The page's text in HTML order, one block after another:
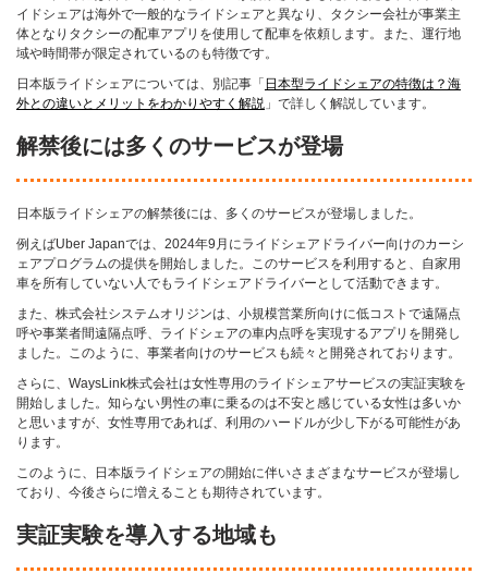
イドシェアは海外で一般的なライドシェアと異なり、タクシー会社が事業主
体となりタクシーの配車アプリを使用して配車を依頼します。また、運行地
域や時間帯が限定されているのも特徴です。
日本版ライドシェアについては、別記事「 日本型ライドシェアの特徴は？海
外との違いとメリットをわかりやすく解説 」で詳しく解説しています。
解禁後には多くのサービスが登場
日本版ライドシェアの解禁後には、多くのサービスが登場しました。
例えばUber Japanでは、2024年9月にライドシェアドライバー向けのカーシ
ェアプログラムの提供を開始しました。このサービスを利用すると、自家用
車を所有していない人でもライドシェアドライバーとして活動できます。
また、株式会社システムオリジンは、小規模営業所向けに低コストで遠隔点
呼や事業者間遠隔点呼、ライドシェアの車内点呼を実現するアプリを開発し
ました。このように、事業者向けのサービスも続々と開発されております。
さらに、WaysLink株式会社は女性専用のライドシェアサービスの実証実験を
開始しました。知らない男性の車に乗るのは不安と感じている女性は多いか
と思いますが、女性専用であれば、利用のハードルが少し下がる可能性があ
ります。
このように、日本版ライドシェアの開始に伴いさまざまなサービスが登場し
ており、今後さらに増えることも期待されています。
実証実験を導入する地域も